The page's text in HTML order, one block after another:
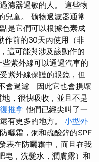
濾器過敏的人。 這些物
兒童。 礦物過濾器通常
是它們可以根據色素成
作前的30天內使用（非
這可能與涉及該動作的
些紫外線可以通過汽車的
紫外線保護的眼鏡，但
會過濾，因此它也會損壞
，很快吸收，並且不是
推拿 他們已經尖叫了一
有更多的地方。 小型外
曬霜，銅和硫酸鋅的SPF
表在防曬霜中，而且在我
皂，洗髮水，潤膚露）和